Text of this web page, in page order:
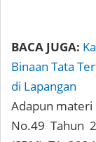
BACA JUGA:
Binaan Tata
di Lapangan
Adapun materi
No.49 Tahun